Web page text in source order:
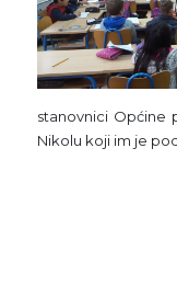
stanovnici Općine
Nikolu koji im je